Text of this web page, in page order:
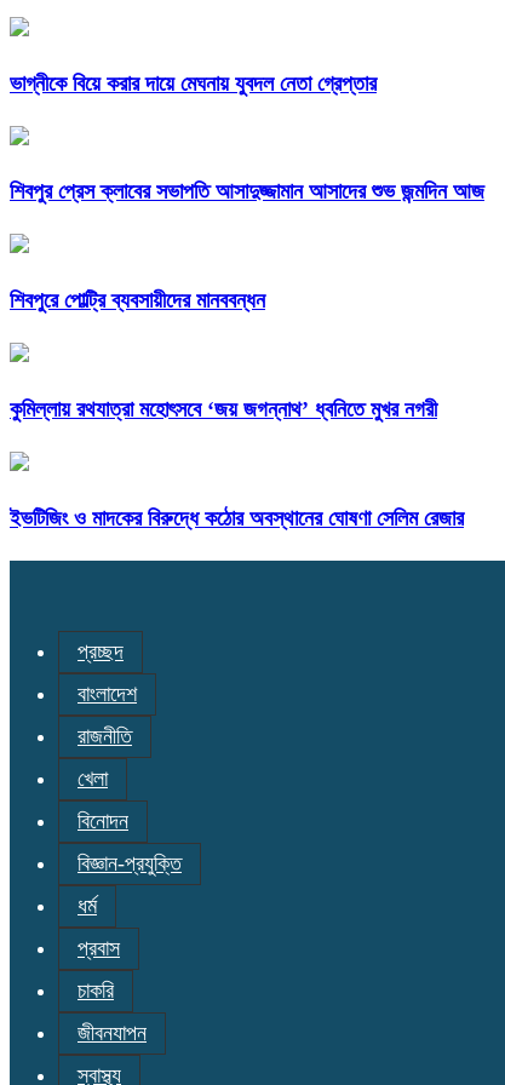
ভাগ্নীকে বিয়ে করার দায়ে মেঘনায় যুবদল নেতা গ্রেপ্তার
শিবপুর প্রেস ক্লাবের সভাপতি আসাদুজ্জামান আসাদের শুভ জন্মদিন আজ
শিবপুরে পোল্ট্রি ব্যবসায়ীদের মানববন্ধন
কুমিল্লায় রথযাত্রা মহোৎসবে ‘জয় জগন্নাথ’ ধ্বনিতে মুখর নগরী
ইভটিজিং ও মাদকের বিরুদ্ধে কঠোর অবস্থানের ঘোষণা সেলিম রেজার
প্রচ্ছদ
বাংলাদেশ
রাজনীতি
খেলা
বিনোদন
বিজ্ঞান-প্রযুক্তি
ধর্ম
প্রবাস
চাকরি
জীবনযাপন
স্বাস্থ্য